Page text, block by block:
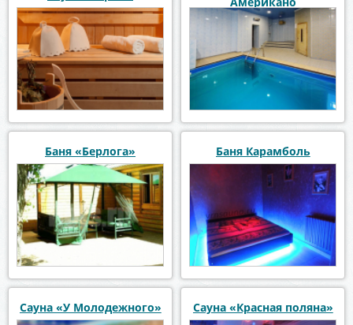
Баня «Берлога» Баня Карамболь
Сауна «У Молодежного» Сауна «Красная поляна»